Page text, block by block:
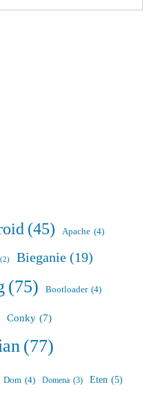
(45) Apache (4)
(2) Bieganie (19)
(75) Bootloader (4)
Conky (7)
(77)
Dom (4) Domena (3) Eten (5)